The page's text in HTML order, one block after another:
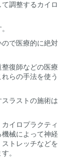
調整するカイロ
で医療的に絶対
復師などの医療
らの手法を使う
ラストの施術は
イロプラクティ
械によって神経
トレッチなどを
。